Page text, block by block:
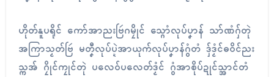
ဟိုတ်နူပရိုၚ် ကော်အာညးဗြဴဂမၠိုၚ် သ္ဂောံလုပ်ပၞာန် သာ်ဏံဂှ်တုဲ
အကြာသၟတ်ဗြဴ မတၞီလုပ်ပ္ဍဲအာယုက်လုပ်ပၞာန်ဂွံတံ ဒှ်ဒၟံၚ်ဓဝိၚ်ညး
သ္ကအ် ဂၠိုၚ်ကၠုၚ်တုဲ ပလေဝ်ပလေတ်ဒၟံၚ် ဂွံအာစိုပ်ဍုၚ်သ္အာၚ်တံ